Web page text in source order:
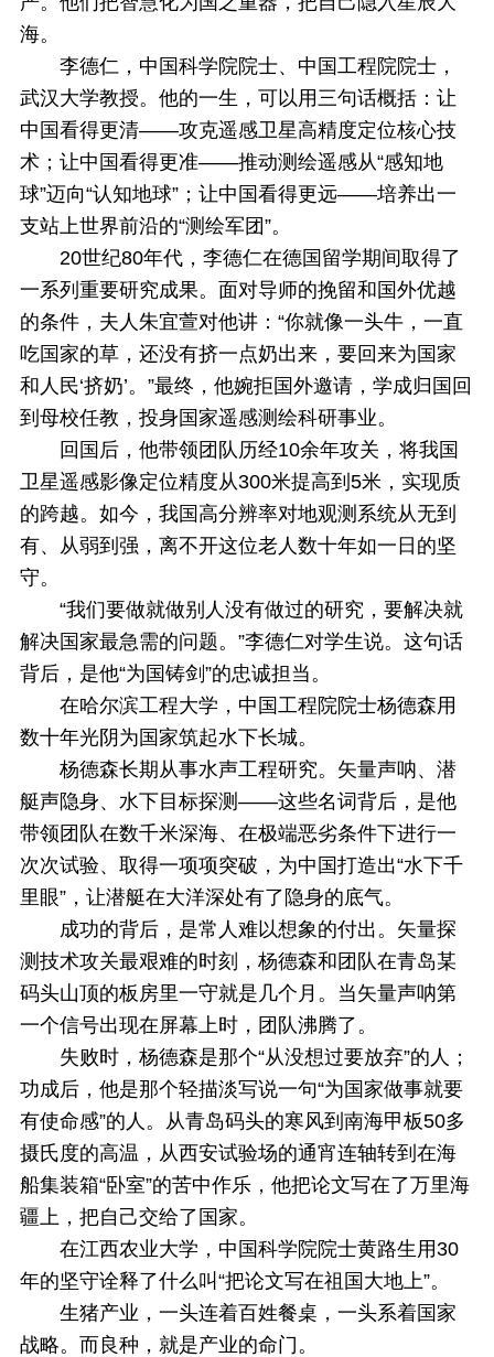
海。
李德仁，中国科学院院士、中国工程院院士，
武汉大学教授。他的一生，可以用三句话概括：让
中国看得更清——攻克遥感卫星高精度定位核心技
术；让中国看得更准——推动测绘遥感从“感知地
球”迈向“认知地球”；让中国看得更远——培养出一
支站上世界前沿的“测绘军团”。
20世纪80年代，李德仁在德国留学期间取得了
一系列重要研究成果。面对导师的挽留和国外优越
的条件，夫人朱宜萱对他讲：“你就像一头牛，一直
吃国家的草，还没有挤一点奶出来，要回来为国家
和人民‘挤奶’。”最终，他婉拒国外邀请，学成归国回
到母校任教，投身国家遥感测绘科研事业。
回国后，他带领团队历经10余年攻关，将我国
卫星遥感影像定位精度从300米提高到5米，实现质
的跨越。如今，我国高分辨率对地观测系统从无到
有、从弱到强，离不开这位老人数十年如一日的坚
守。
“我们要做就做别人没有做过的研究，要解决就
解决国家最急需的问题。”李德仁对学生说。这句话
背后，是他“为国铸剑”的忠诚担当。
在哈尔滨工程大学，中国工程院院士杨德森用
数十年光阴为国家筑起水下长城。
杨德森长期从事水声工程研究。矢量声呐、潜
艇声隐身、水下目标探测——这些名词背后，是他
带领团队在数千米深海、在极端恶劣条件下进行一
次次试验、取得一项项突破，为中国打造出“水下千
里眼”，让潜艇在大洋深处有了隐身的底气。
成功的背后，是常人难以想象的付出。矢量探
测技术攻关最艰难的时刻，杨德森和团队在青岛某
码头山顶的板房里一守就是几个月。当矢量声呐第
一个信号出现在屏幕上时，团队沸腾了。
失败时，杨德森是那个“从没想过要放弃”的人；
功成后，他是那个轻描淡写说一句“为国家做事就要
有使命感”的人。从青岛码头的寒风到南海甲板50多
摄氏度的高温，从西安试验场的通宵连轴转到在海
船集装箱“卧室”的苦中作乐，他把论文写在了万里海
疆上，把自己交给了国家。
在江西农业大学，中国科学院院士黄路生用30
年的坚守诠释了什么叫“把论文写在祖国大地上”。
生猪产业，一头连着百姓餐桌，一头系着国家
战略。而良种，就是产业的命门。